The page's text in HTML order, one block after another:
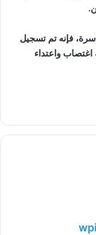
فإنه تم تسجيل
لدى النساء و157 جريمة اغتصاب واعتداء